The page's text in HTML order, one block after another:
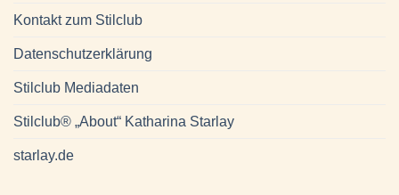
Kontakt zum Stilclub
Datenschutzerklärung
Stilclub Mediadaten
Stilclub® „About“ Katharina Starlay
starlay.de